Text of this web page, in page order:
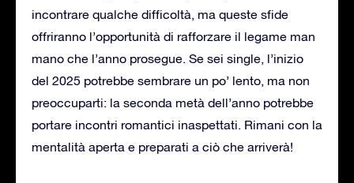
incontrare qualche difficoltà, ma queste sfide
offriranno l’opportunità di rafforzare il legame man
mano che l’anno prosegue. Se sei single, l’inizio
del 2025 potrebbe sembrare un po’ lento, ma non
preoccuparti: la seconda metà dell’anno potrebbe
portare incontri romantici inaspettati. Rimani con la
mentalità aperta e preparati a ciò che arriverà!